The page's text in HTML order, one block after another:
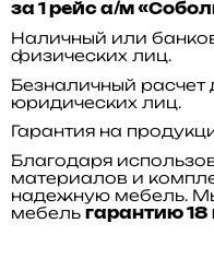
за 1 рейс а/м
Наличный или
физических лиц.
Безналичный
юридических лиц.
Гарантия на
Благодаря
материалов и
надежную мебель.
мебель гарантию 18